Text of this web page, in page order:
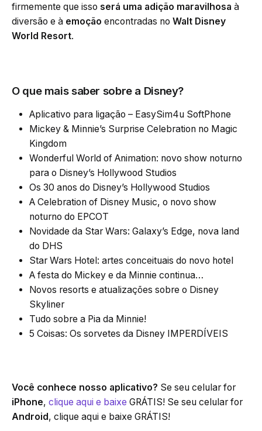
firmemente que isso será uma adição maravilhosa à
diversão e à emoção encontradas no Walt Disney
World Resort.
O que mais saber sobre a Disney?
Aplicativo para ligação – EasySim4u SoftPhone
Mickey & Minnie’s Surprise Celebration no Magic
Kingdom
Wonderful World of Animation: novo show noturno
para o Disney’s Hollywood Studios
Os 30 anos do Disney’s Hollywood Studios
A Celebration of Disney Music, o novo show
noturno do EPCOT
Novidade da Star Wars: Galaxy’s Edge, nova land
do DHS
Star Wars Hotel: artes conceituais do novo hotel
A festa do Mickey e da Minnie continua…
Novos resorts e atualizações sobre o Disney
Skyliner
Tudo sobre a Pia da Minnie!
5 Coisas: Os sorvetes da Disney IMPERDÍVEIS
Você conhece nosso aplicativo? Se seu celular for
iPhone, clique aqui e baixe GRÁTIS! Se seu celular for
Android , clique aqui e baixe GRÁTIS!